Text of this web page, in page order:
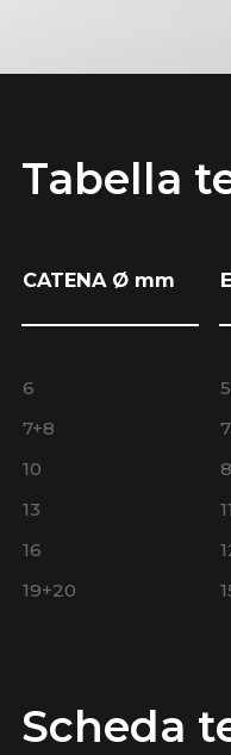
Tabella
CATENA Ø mm
6
7+8
10
13
16
19+20
Scheda